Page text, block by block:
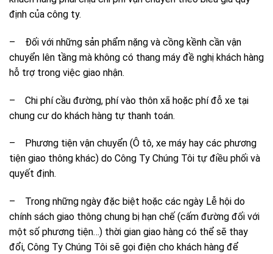
định của công ty.
– Đối với những sản phẩm nặng và cồng kềnh cần vận
chuyển lên tầng mà không có thang máy đề nghị khách hàng
hỗ trợ trong việc giao nhận.
– Chi phí cầu đường, phí vào thôn xã hoặc phí đỗ xe tại
chung cư do khách hàng tự thanh toán.
– Phương tiện vận chuyển (Ô tô, xe máy hay các phương
tiện giao thông khác) do Công Ty Chúng Tôi tự điều phối và
quyết định.
– Trong những ngày đặc biệt hoặc các ngày Lễ hội do
chính sách giao thông chung bị hạn chế (cấm đường đối với
một số phương tiện…) thời gian giao hàng có thể sẽ thay
đổi, Công Ty Chúng Tôi sẽ gọi điện cho khách hàng để